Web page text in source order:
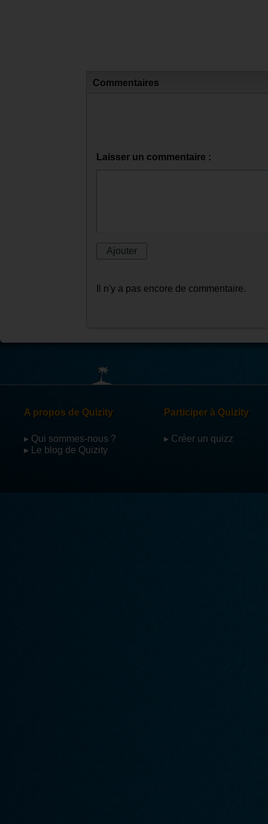
Commentaires
Laisser un commentaire :
Il n'y a pas encore de commentaire.
A propos de Quizity
▸ Qui sommes-nous ?
▸ Le blog de Quizity
Participer à Quizity
▸ Créer un quizz